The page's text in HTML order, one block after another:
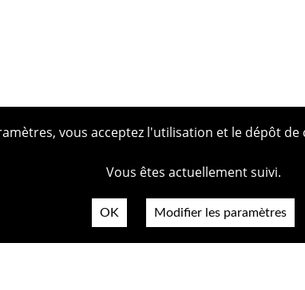
vous acceptez l'utilisation et le dépôt
Vous êtes actuellement suivi.
OK Modifier les paramètres